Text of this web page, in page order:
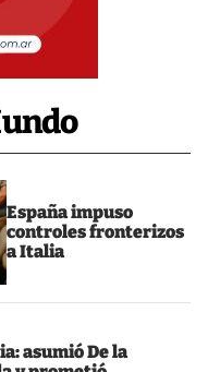
España impuso
controles fronterizos
a Italia
asumió De la